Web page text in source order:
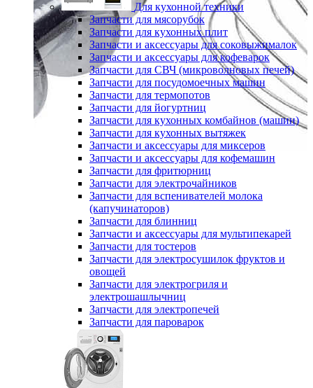
Для кухонной техники
Запчасти для мясорубок
Запчасти для кухонных плит
Запчасти и аксессуары для соковыжималок
Запчасти и аксессуары для кофеварок
Запчасти для СВЧ (микроволновых печей)
Запчасти для посудомоечных машин
Запчасти для термопотов
Запчасти для йогуртниц
Запчасти для кухонных комбайнов (машин)
Запчасти для кухонных вытяжек
Запчасти и аксессуары для миксеров
Запчасти и аксессуары для кофемашин
Запчасти для фритюрниц
Запчасти для электрочайников
Запчасти для вспенивателей молока
(капучинаторов)
Запчасти для блинниц
Запчасти и аксессуары для мультипекарей
Запчасти для тостеров
Запчасти для электросушилок фруктов и
овощей
Запчасти для электрогриля и
электрошашлычниц
Запчасти для электропечей
Запчасти для пароварок